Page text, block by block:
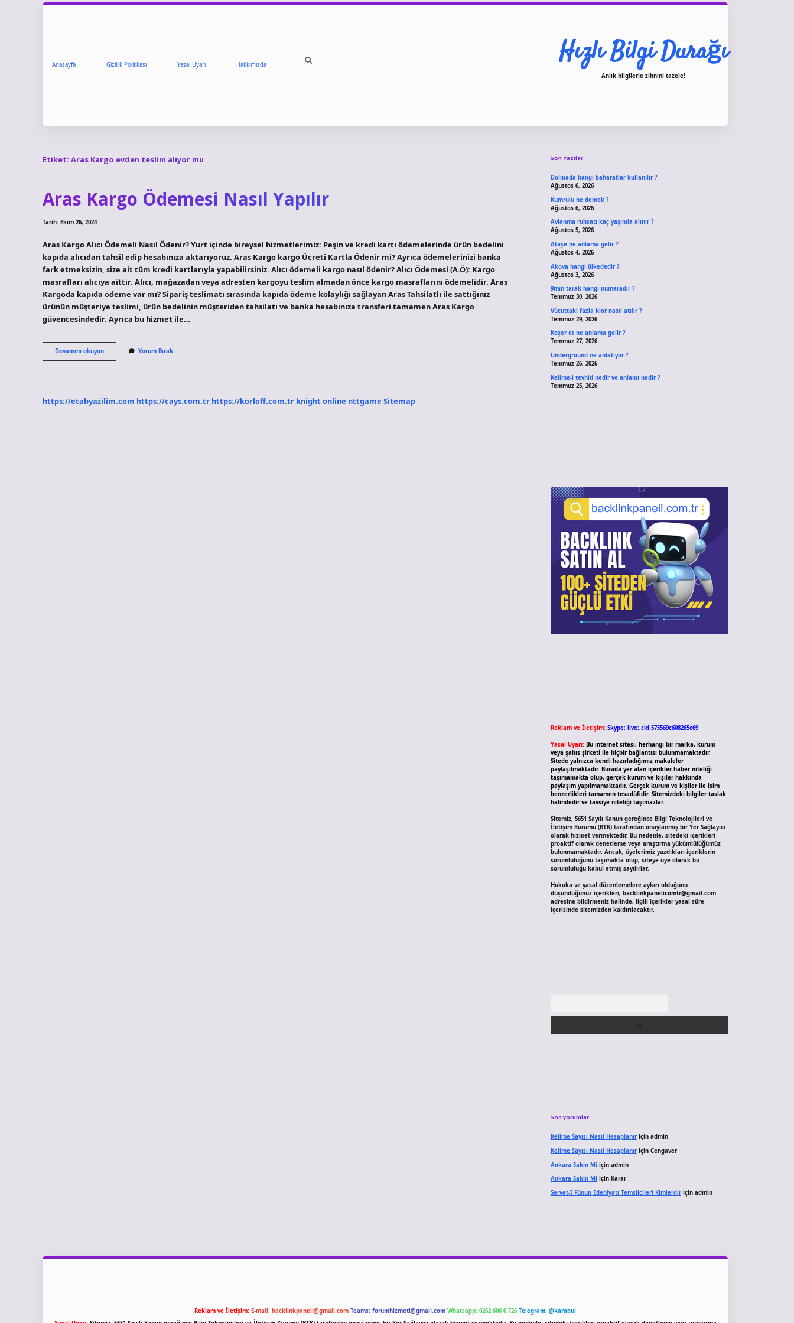
Anasayfa Gizlilik Politikası Yasal Uyarı Hakkımızda Hızlı Bilgi Durağı
Anlık bilgilerle zihnini tazele!
Etiket: Aras Kargo evden teslim alıyor mu
Aras Kargo Ödemesi Nasıl Yapılır
Tarih: Ekim 26, 2024
Aras Kargo Alıcı Ödemeli Nasıl Ödenir? Yurt içinde bireysel hizmetlerimiz: Peşin ve kredi kartı ödemelerinde ürün bedelini
kapıda alıcıdan tahsil edip hesabınıza aktarıyoruz. Aras Kargo kargo Ücreti Kartla Ödenir mi? Ayrıca ödemelerinizi banka
fark etmeksizin, size ait tüm kredi kartlarıyla yapabilirsiniz. Alıcı ödemeli kargo nasıl ödenir? Alıcı Ödemesi (A.Ö): Kargo
masrafları alıcıya aittir. Alıcı, mağazadan veya adresten kargoyu teslim almadan önce kargo masraflarını ödemelidir. Aras
Kargoda kapıda ödeme var mı? Sipariş teslimatı sırasında kapıda ödeme kolaylığı sağlayan Aras Tahsilatlı ile sattığınız
ürünün müşteriye teslimi, ürün bedelinin müşteriden tahsilatı ve banka hesabınıza transferi tamamen Aras Kargo
güvencesindedir. Ayrıca bu hizmet ile…
Devamını okuyunAras
Kargo
Yorum Bırak
https://etabyazilim.com https://cays.com.tr https://korloff.com.tr knight online nttgame Sitemap
Son Yazılar
Dolmada hangi baharatlar kullanılır ?
Ağustos 6, 2026
Kumrulu ne demek ?
Ağustos 6, 2026
Avlanma ruhsatı kaç yaşında alınır ?
Ağustos 5, 2026
Ataşe ne anlama gelir ?
Ağustos 4, 2026
Akova hangi ülkededir ?
Ağustos 3, 2026
9mm tarak hangi numaradır ?
Temmuz 30, 2026
Vücuttaki fazla klor nasıl atılır ?
Temmuz 29, 2026
Koşer et ne anlama gelir ?
Temmuz 27, 2026
Underground ne anlatıyor ?
Temmuz 26, 2026
Kelime-i tevhid nedir ve anlamı nedir ?
Temmuz 25, 2026
Reklam ve İletişim: Skype: live:.cid.575569c608265c69
Yasal Uyarı: Bu internet sitesi, herhangi bir marka, kurum
veya şahıs şirketi ile hiçbir bağlantısı bulunmamaktadır.
Sitede yalnızca kendi hazırladığımız makaleler
paylaşılmaktadır. Burada yer alan içerikler haber niteliği
taşımamakta olup, gerçek kurum ve kişiler hakkında
paylaşım yapılmamaktadır. Gerçek kurum ve kişiler ile isim
benzerlikleri tamamen tesadüfidir. Sitemizdeki bilgiler taslak
halindedir ve tavsiye niteliği taşımazlar.
Sitemiz, 5651 Sayılı Kanun gereğince Bilgi Teknolojileri ve
İletişim Kurumu (BTK) tarafından onaylanmış bir Yer Sağlayıcı
olarak hizmet vermektedir. Bu nedenle, sitedeki içerikleri
proaktif olarak denetleme veya araştırma yükümlülüğümüz
bulunmamaktadır. Ancak, üyelerimiz yazdıkları içeriklerin
sorumluluğunu taşımakta olup, siteye üye olarak bu
sorumluluğu kabul etmiş sayılırlar.
Hukuka ve yasal düzenlemelere aykırı olduğunu
düşündüğünüz içerikleri, backlinkpanelicomtr@gmail.com
adresine bildirmeniz halinde, ilgili içerikler yasal süre
içerisinde sitemizden kaldırılacaktır.
Son yorumlar
Kelime Sayısı Nasıl Hesaplanıriçin admin
Kelime Sayısı Nasıl Hesaplanıriçin Cengaver
Ankara Sakin Miiçin admin
Ankara Sakin Miiçin Karar
Servet-I Fünun Edebiyatı Temsilcileri Kimlerdiriçin admin
Reklam ve İletişim: E-mail: backlinkpaneli@gmail.com Teams: forumhizmeti@gmail.com Whatsapp: 0262 606 0 726 Telegram: @karabul